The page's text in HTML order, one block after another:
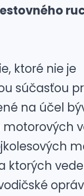
ktoré nie je
súčasťou
na účel
ktorých